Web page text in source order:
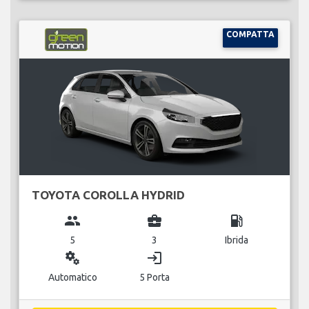
COMPATTA
TOYOTA COROLLA HYDRID
group
5
business_center
3
local_gas_station
Ibrida
miscellaneous_services
Automatico
login
5 Porta